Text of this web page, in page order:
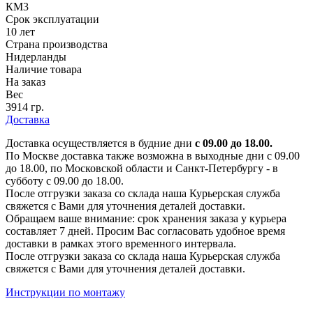
КМ3
Срок эксплуатации
10 лет
Страна производства
Нидерланды
Наличие товара
На заказ
Вес
3914 гр.
Доставка
Доставка осуществляется в будние дни с 09.00 до 18.00.
По Москве доставка также возможна в выходные дни с 09.00
до 18.00, по Московской области и Санкт-Петербургу - в
субботу с 09.00 до 18.00.
После отгрузки заказа со склада наша Курьерская служба
свяжется с Вами для уточнения деталей доставки.
Обращаем ваше внимание: срок хранения заказа у курьера
составляет 7 дней. Просим Вас согласовать удобное время
доставки в рамках этого временного интервала.
После отгрузки заказа со склада наша Курьерская служба
свяжется с Вами для уточнения деталей доставки.
Инструкции по монтажу